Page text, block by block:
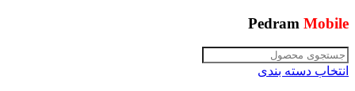
Pedram Mobile
انتخاب دسته بندی